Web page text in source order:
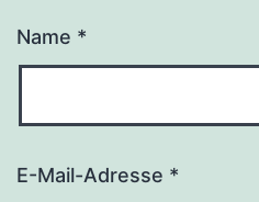
Name *
E-Mail-Adresse *